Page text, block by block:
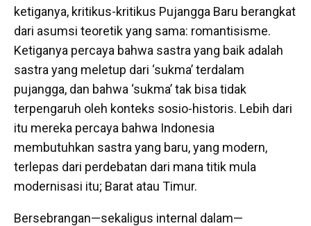
ketiganya, kritikus-kritikus Pujangga Baru berangkat
dari asumsi teoretik yang sama: romantisisme.
Ketiganya percaya bahwa sastra yang baik adalah
sastra yang meletup dari ‘sukma’ terdalam
pujangga, dan bahwa ‘sukma’ tak bisa tidak
terpengaruh oleh konteks sosio-historis. Lebih dari
itu mereka percaya bahwa Indonesia
membutuhkan sastra yang baru, yang modern,
terlepas dari perdebatan dari mana titik mula
modernisasi itu; Barat atau Timur.
Bersebrangan—sekaligus internal dalam—